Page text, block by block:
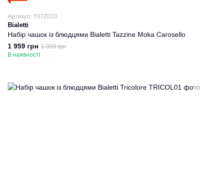
Артикул: Y0TZ033
Bialetti
Набір чашок із блюдцями Bialetti Tazzine Moka Carosello
1 959 грн 1 999 грн
В наявності